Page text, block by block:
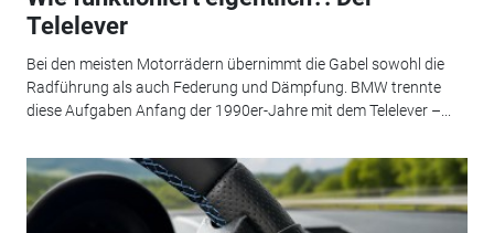
Telelever
Bei den meisten Motorrädern übernimmt die Gabel sowohl die
Radführung als auch Federung und Dämpfung. BMW trennte
diese Aufgaben Anfang der 1990er-Jahre mit dem Telelever –...